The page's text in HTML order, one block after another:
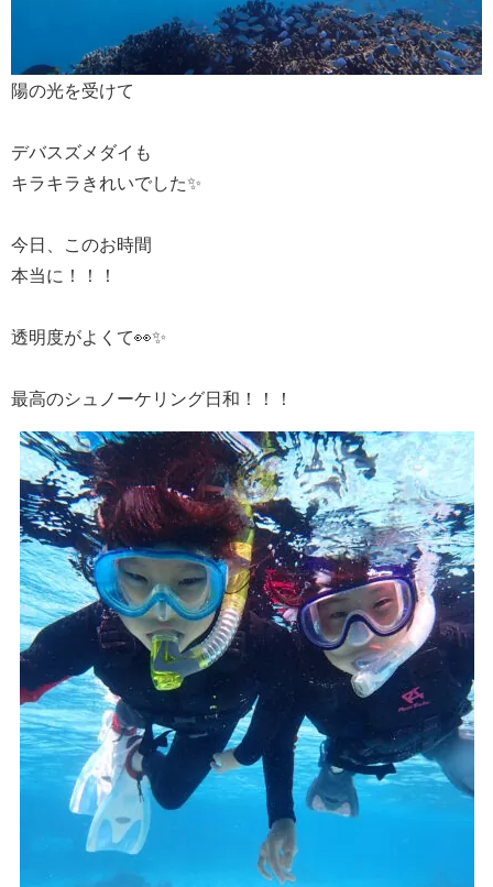
陽の光を受けて
デバスズメダイも
キラキラきれいでした✨
今日、このお時間
本当に！！！
透明度がよくて👀✨
最高のシュノーケリング日和！！！